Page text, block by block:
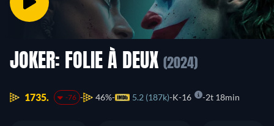
JOKER: FOLIE À DEUX (2024)
1735. -76 46% 5.2 (187k) K-16 2t 18min